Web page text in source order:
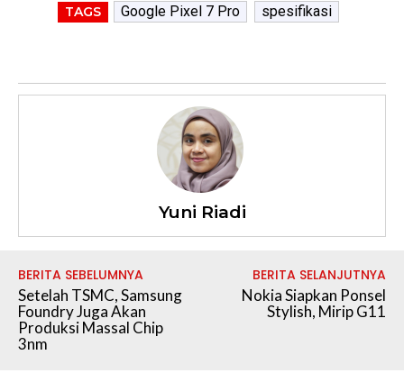
TAGS Google Pixel 7 Pro spesifikasi
Yuni Riadi
BERITA SEBELUMNYA
Setelah TSMC, Samsung
Foundry Juga Akan
Produksi Massal Chip
3nm
BERITA SELANJUTNYA
Nokia Siapkan Ponsel
Stylish, Mirip G11